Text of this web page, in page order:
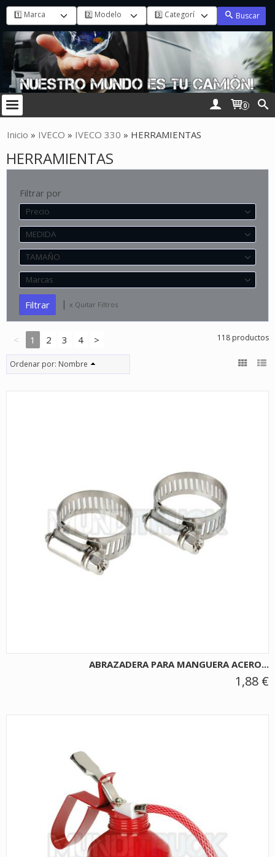
Buscar
0
Inicio » IVECO » IVECO 330 » HERRAMIENTAS
HERRAMIENTAS
Filtrar por
Precio
MEDIDA
TAMAÑO
Marcas
| x Quitar Filtros
< 1 2 3 4 > 118 productos
Ordenar por: Nombre
ABRAZADERA PARA MANGUERA ACERO...
1,88 €